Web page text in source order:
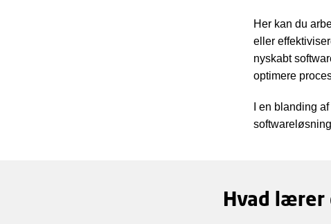
Her kan du
eller
nyskabt
optimere
I en blanding
Hvad lærer